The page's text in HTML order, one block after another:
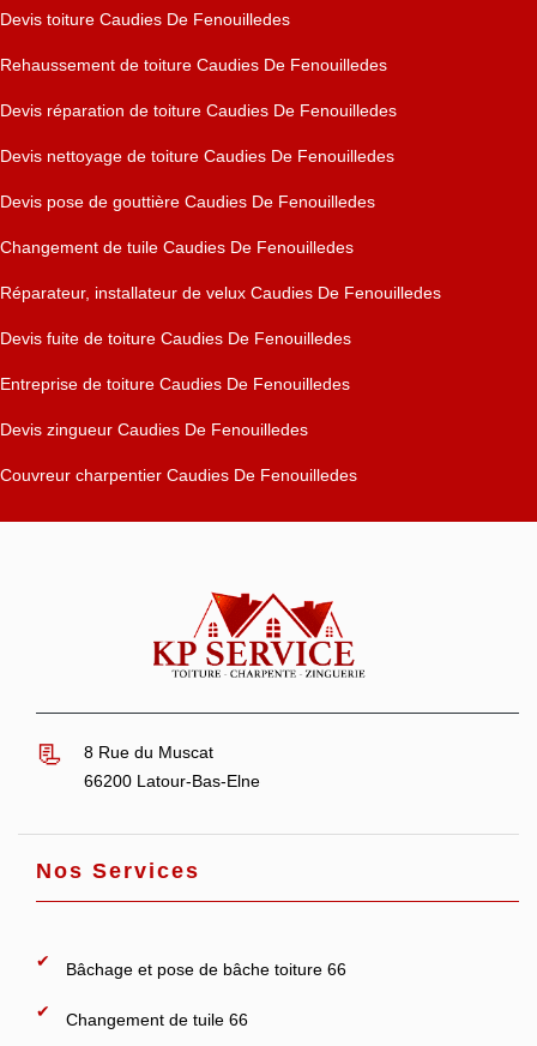
Devis toiture Caudies De Fenouilledes
Rehaussement de toiture Caudies De Fenouilledes
Devis réparation de toiture Caudies De Fenouilledes
Devis nettoyage de toiture Caudies De Fenouilledes
Devis pose de gouttière Caudies De Fenouilledes
Changement de tuile Caudies De Fenouilledes
Réparateur, installateur de velux Caudies De Fenouilledes
Devis fuite de toiture Caudies De Fenouilledes
Entreprise de toiture Caudies De Fenouilledes
Devis zingueur Caudies De Fenouilledes
Couvreur charpentier Caudies De Fenouilledes
8 Rue du Muscat
66200 Latour-Bas-Elne
Nos Services
Bâchage et pose de bâche toiture 66
Changement de tuile 66